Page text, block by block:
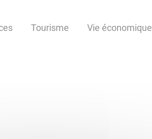
Tourisme Vie économique